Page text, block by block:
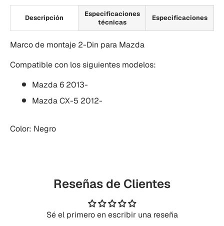
Descripción
Especificaciones
técnicas
Especificaciones
Marco de montaje 2-Din para Mazda
Compatible con los siguientes modelos:
Mazda 6 2013-
Mazda CX-5 2012-
Color: Negro
Reseñas de Clientes
Sé el primero en escribir una reseña